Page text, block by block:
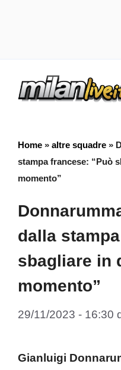
Home » altre squadre »
stampa francese: “Può
momento”
dalla
sbagliare in
momento”
29/11/2023 - 16:30
Gianluigi